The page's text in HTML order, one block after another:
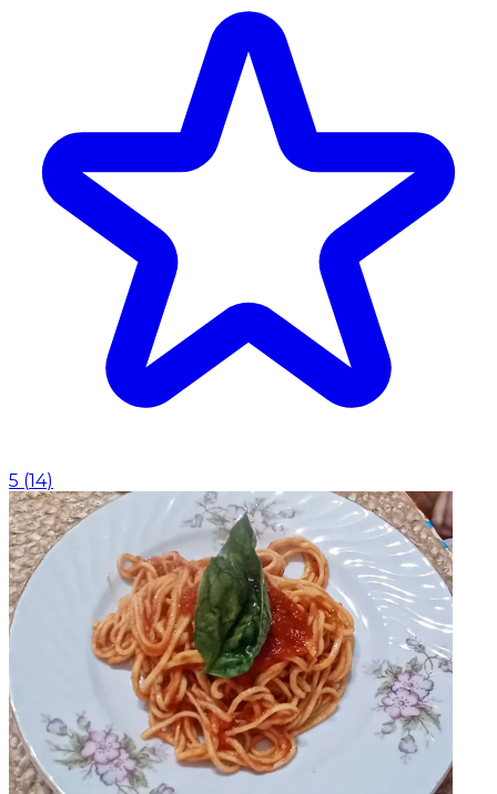
5 (14)